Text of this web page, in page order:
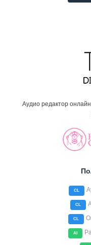
Аудио редактор
CL
CL
CL
AI